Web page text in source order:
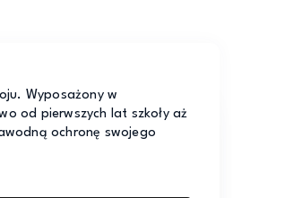
Wyposażony w
od pierwszych lat szkoły aż
ochronę swojego